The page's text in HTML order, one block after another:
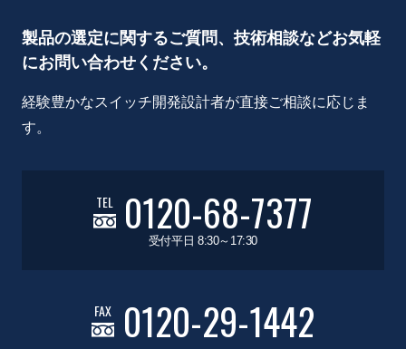
製品の選定に関するご質問、技術相談などお気軽
にお問い合わせください。
経験豊かなスイッチ開発設計者が直接ご相談に応じま
す。
TEL 0120-68-7377
受付平日 8:30～17:30
FAX 0120-29-1442